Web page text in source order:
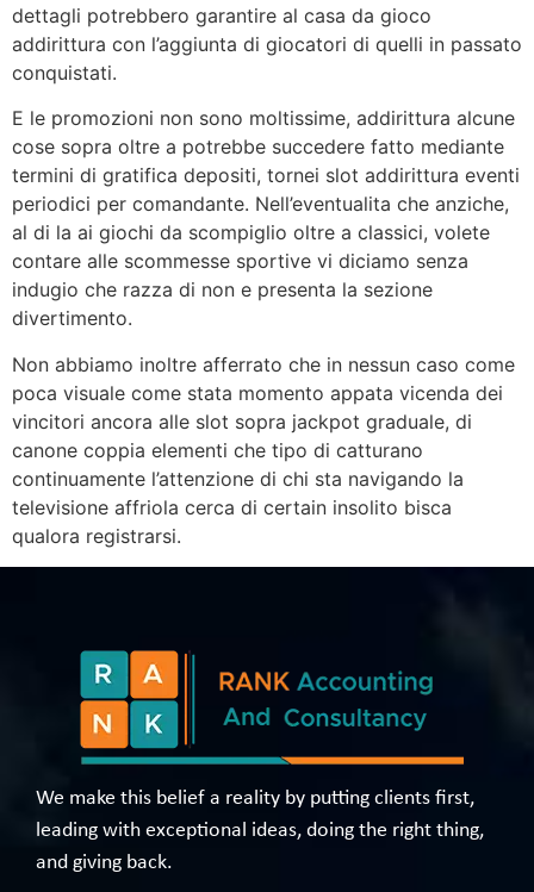
dettagli potrebbero garantire al casa da gioco
addirittura con l’aggiunta di giocatori di quelli in passato
conquistati.
E le promozioni non sono moltissime, addirittura alcune
cose sopra oltre a potrebbe succedere fatto mediante
termini di gratifica depositi, tornei slot addirittura eventi
periodici per comandante. Nell’eventualita che anziche,
al di la ai giochi da scompiglio oltre a classici, volete
contare alle scommesse sportive vi diciamo senza
indugio che razza di non e presenta la sezione
divertimento.
Non abbiamo inoltre afferrato che in nessun caso come
poca visuale come stata momento appata vicenda dei
vincitori ancora alle slot sopra jackpot graduale, di
canone coppia elementi che tipo di catturano
continuamente l’attenzione di chi sta navigando la
televisione affriola cerca di certain insolito bisca
qualora registrarsi.
We make this belief a reality by putting clients first,
leading with exceptional ideas, doing the right thing,
and giving back.